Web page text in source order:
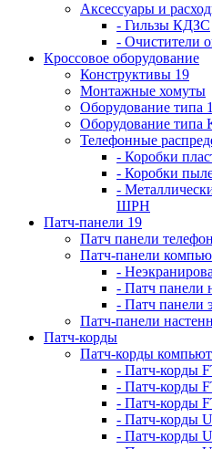
Аксессуары и
- Гильзы КДЗС
- Очистители
Кроссовое оборудование
Конструктивы 19
Монтажные хомуты
Оборудование типа
Оборудование типа
Телефонные
- Коробки
- Коробки
-
ШРН
Патч-панели 19
Патч панели
Патч-панели
-
- Патч панели
- Патч панели
Патч-панели
Патч-корды
Патч-корды
- Патч-корды
- Патч-корды
- Патч-корды
- Патч-корды
- Патч-корды